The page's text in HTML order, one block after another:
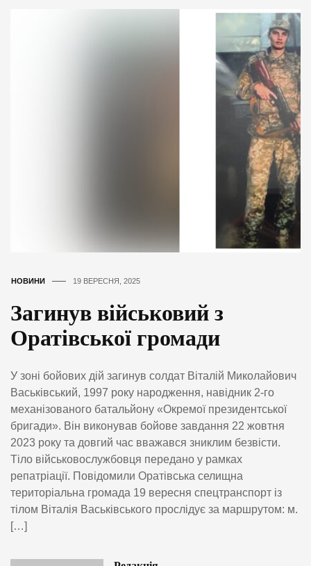
НОВИНИ 19 ВЕРЕСНЯ, 2025
Загинув військовий з
Оратівської громади
У зоні бойових дій загинув солдат Віталій Миколайович
Васьківський, 1997 року народження, навідник 2-го
механізованого батальйону «Окремої президентської
бригади». Він виконував бойове завдання 22 жовтня
2023 року та довгий час вважався зниклим безвісти.
Тіло військовослужбовця передано у рамках
репатріації. Повідомили Оратівська селищна
територіальна громада 19 вересня спецтранспорт із
тілом Віталія Васьківського прослідує за маршрутом: м.
[…]